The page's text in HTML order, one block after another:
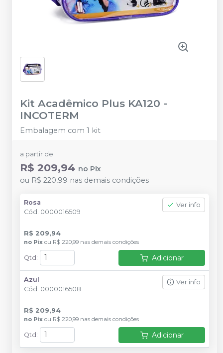
Kit Acadêmico Plus KA120 -
INCOTERM
Embalagem com 1 kit
a partir de:
R$ 209,94 no Pix
ou R$ 220,99 nas demais condições
Rosa
Cód. 0000016509
Ver info
R$ 209,94
no Pix ou R$ 220,99 nas demais condições
Qtd : Adicionar
Azul
Cód. 0000016508
Ver info
R$ 209,94
no Pix ou R$ 220,99 nas demais condições
Qtd : Adicionar